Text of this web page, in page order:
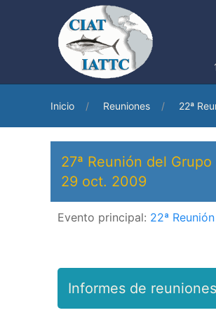
Inicio Reuniones 22ª
27ª Reunión del
29 oct. 2009
Evento principal: 22ª
Informes de reuniones